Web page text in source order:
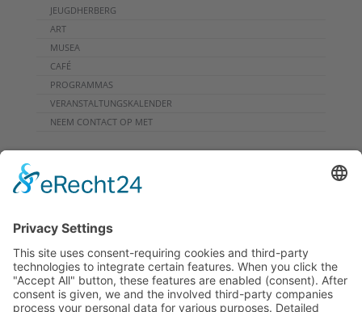
JEUGDHERBERG
ART
MUSEA
CAFÉ
PROGRAMMAS
VERANSTALTUNGSKALENDER
NEEM CONTACT OP MET
PROGRAMMHEFT
NIEUWSBRIEF
RONDREIS
ARCHIEF